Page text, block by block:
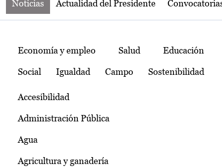
Noticias Actualidad del Presidente
Temas
Economía y empleo Salud Educación
Social Igualdad Campo Sostenibilidad
Accesibilidad
Administración Pública
Agua
Agricultura y ganadería